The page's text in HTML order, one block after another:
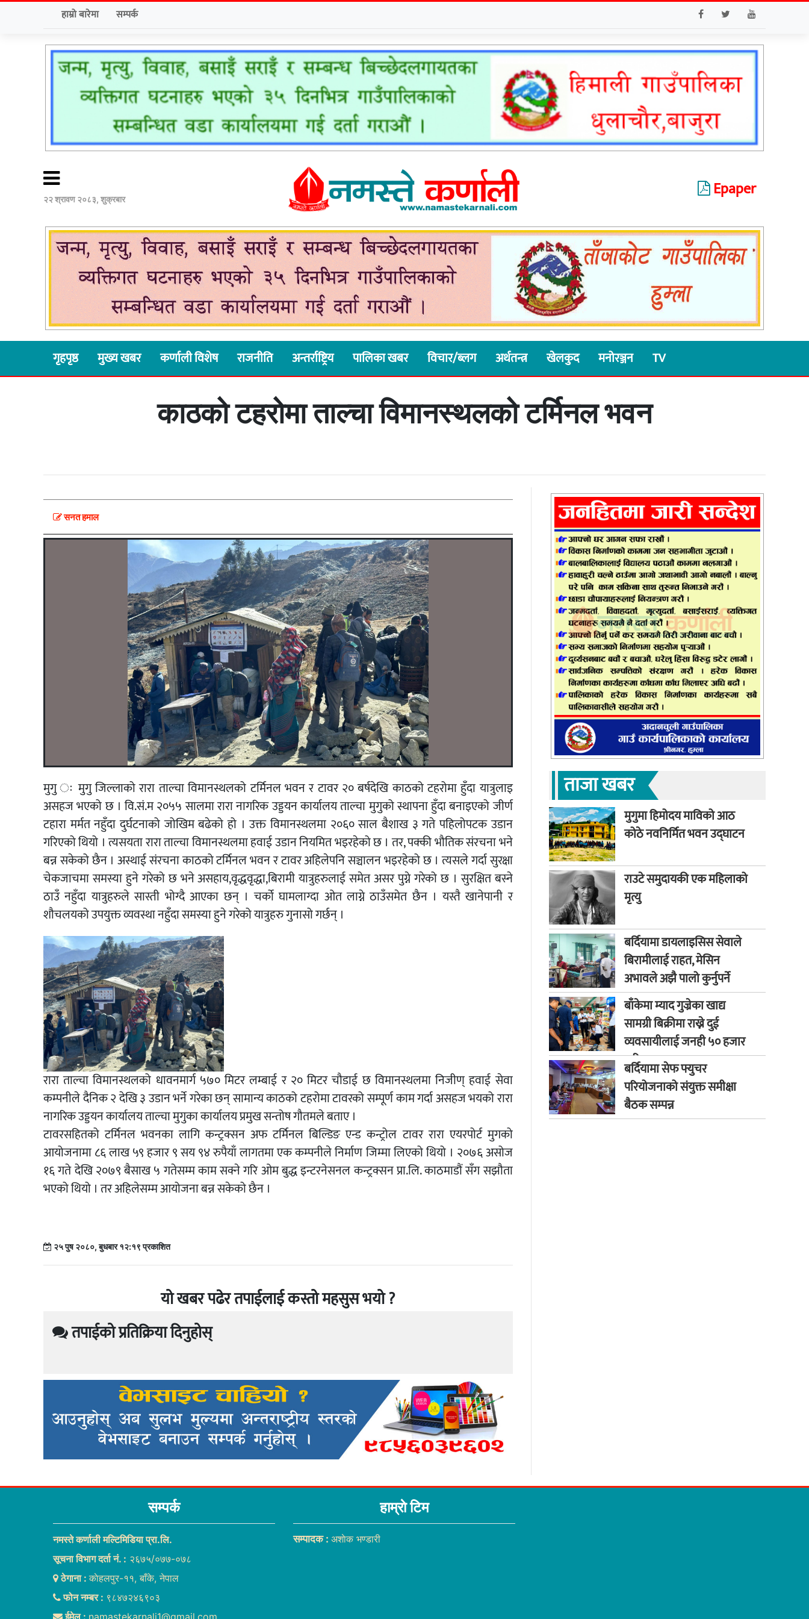
हाम्रो बारेमा सम्पर्क
२२ श्रावण २०८३, शुक्रबार Epaper
गृहपृष्ठ मुख्य खबर कर्णाली विशेष राजनीति अन्तर्राष्ट्रिय पालिका खबर विचार/ब्लग अर्थतन्त्र खेलकुद मनोरञ्जन TV
काठको टहरोमा ताल्चा विमानस्थलको टर्मिनल भवन
सनत हमाल
मुगु ः मुगु जिल्लाको रारा ताल्चा विमानस्थलको टर्मिनल भवन र टावर २० बर्षदेखि काठको टहरोमा हुँदा यात्रुलाइ
असहज भएको छ । वि.सं.म २०५५ सालमा रारा नागरिक उड्डयन कार्यालय ताल्चा मुगुको स्थापना हुँदा बनाइएको जीर्ण
टहारा मर्मत नहुँदा दुर्घटनाको जोखिम बढेको हो । उक्त विमानस्थलमा २०६० साल बैशाख ३ गते पहिलोपटक उडान
गरिएको थियो । त्यसयता रारा ताल्चा विमानस्थलमा हवाई उडान नियमित भइरहेको छ । तर, पक्की भौतिक संरचना भने
बन्न सकेको छैन । अस्थाई संरचना काठको टर्मिनल भवन र टावर अहिलेपनि सञ्चालन भइरहेको छ । त्यसले गर्दा सुरक्षा
चेकजाचमा समस्या हुने गरेको छ भने असहाय,वृद्धवृद्धा,बिरामी यात्रुहरुलाई समेत असर पुग्ने गरेको छ । सुरक्षित बस्ने
ठाउँ नहुँदा यात्रुहरुले सास्ती भोग्दै आएका छन् । चर्को घामलाग्दा ओत लाग्ने ठाउँसमेत छैन । यस्तै खानेपानी र
शौचलयको उपयुक्त व्यवस्था नहुँदा समस्या हुने गरेको यात्रुहरु गुनासो गर्छन् ।
रारा ताल्चा विमानस्थलको धावनमार्ग ५७० मिटर लम्बाई र २० मिटर चौडाई छ विमानस्थलमा निजीण् हवाई सेवा
कम्पनीले दैनिक २ देखि ३ उडान भर्ने गरेका छन् सामान्य काठको टहरोमा टावरको सम्पूर्ण काम गर्दा असहज भयको रारा
नागरिक उड्डयन कार्यालय ताल्चा मुगुका कार्यालय प्रमुख सन्तोष गौतमले बताए ।
टावरसहितको टर्मिनल भवनका लागि कन्ट्रक्सन अफ टर्मिनल बिल्डिङ एन्ड कन्ट्रोल टावर रारा एयरपोर्ट मुगको
आयोजनामा ८६ लाख ५९ हजार ९ सय ९४ रुपैयाँ लागतमा एक कम्पनीले निर्माण जिम्मा लिएको थियो । २०७६ असोज
१६ गते देखि २०७९ बैसाख ५ गतेसम्म काम सक्ने गरि ओम बुद्ध इन्टरनेसनल कन्ट्रक्सन प्रा.लि. काठमाडौं सँग सझौता
भएको थियो । तर अहिलेसम्म आयोजना बन्न सकेको छैन ।
२५ पुष २०८०, बुधबार १२:१९ प्रकाशित
यो खबर पढेर तपाईलाई कस्तो महसुस भयो ?
तपाईको प्रतिक्रिया दिनुहोस्
ताजा खबर
मुगुमा हिमोदय माविको आठ
कोठे नवनिर्मित भवन उद्घाटन
राउटे समुदायकी एक महिलाको
मृत्यु
बर्दियामा डायलाइसिस सेवाले
बिरामीलाई राहत, मेसिन
अभावले अझै पालो कुर्नुपर्ने
बाध्यता
बाँकेमा म्याद गुज्रेका खाद्य
सामग्री बिक्रीमा राख्ने दुई
व्यवसायीलाई जनही ५० हजार
जरिवाना
बर्दियामा सेफ फ्युचर
परियोजनाको संयुक्त समीक्षा
बैठक सम्पन्न
सम्पर्क
नमस्ते कर्णाली मल्टिमिडिया प्रा.लि.
सूचना विभाग दर्ता नं. : २६७५/०७७-०७८
ठेगाना :काेहलपुर-११, बाँके, नेपाल
फोन नम्बर : ९८४७२४६९०३
ईमेल : namastekarnali1@gmail.com
हाम्राे टिम
सम्पादक :अशाेक भण्डारी